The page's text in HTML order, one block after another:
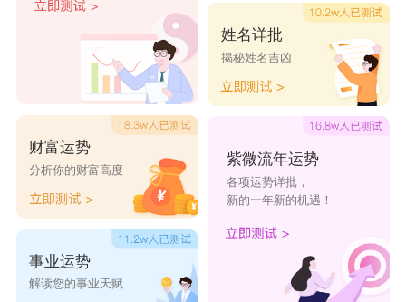
不懂得生活的情趣。她看似温柔善良，但是外来的
刺激超过了忍耐限度时，她将会失去所有的理性而
大发雷霆，一发不可收拾。
两人在一起真是勉为其难。刻板保守的金牛女
面对突如其来热情似火的射手男总是难以抗拒，当
慢热的金牛女对身边晃动的射手男逐渐产生感情
时，他可能早已转移目标了。他太热爱自由，喜欢
生存环境轻松舒适，一般女生还是很难将他拴住。
财富运势
分析你的财富高度
事业运势
解读您的事业天赋
姓名详批
揭秘姓名吉凶
紫微流年运势
各项运势详批，
新的一年新的机遇！